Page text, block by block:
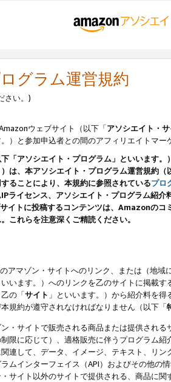
グラム運営規約
さい。)
ウェブサイト（以下「アソシエイト・サ
。）と参加申込者との間のアフィリエイトマ
「アソシエイト・プログラム」といいます
は、本アソシエイト・プログラム運営規約
ることにより、本規約に参照されているプロ
ライセンス、アソシエイト・プログラム紹
トに投稿するコンテンツは、Amazonのコ
これらを注意深くご精読ください。
アマゾン・サイトへのリンク、または（地域
いいます。）へのリンクを乙のサイトに掲載
の「サイト 」といいます。）から紹介料を
規約が遵守されなければなりません（以下「
・サイトで販売される商品または提供される
限に応じて）、適格販売に伴うプログラム
連して、データ、イメージ、テキスト、リ
ムインターフェイス（API）およびその他の
サイト以外のサイトで提供される、商品に